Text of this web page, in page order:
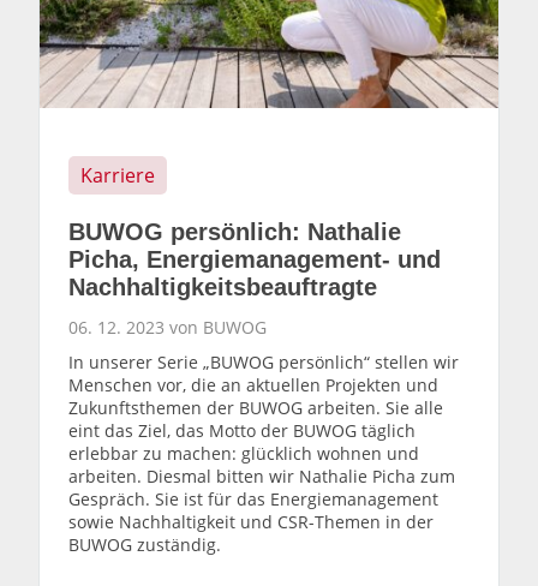
Karriere
BUWOG persönlich: Nathalie
Picha, Energiemanagement- und
Nachhaltigkeitsbeauftragte
06. 12. 2023 von BUWOG
In unserer Serie „BUWOG persönlich“ stellen wir
Menschen vor, die an aktuellen Projekten und
Zukunftsthemen der BUWOG arbeiten. Sie alle
eint das Ziel, das Motto der BUWOG täglich
erlebbar zu machen: glücklich wohnen und
arbeiten. Diesmal bitten wir Nathalie Picha zum
Gespräch. Sie ist für das Energiemanagement
sowie Nachhaltigkeit und CSR-Themen in der
BUWOG zuständig.